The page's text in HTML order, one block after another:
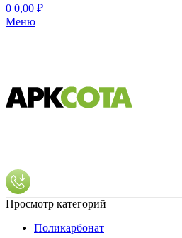
0 0,00 ₽
Меню
Просмотр категорий
Поликарбонат